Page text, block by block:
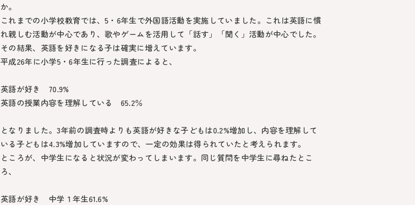
か。
これまでの小学校教育では、5・6年生で外国語活動を実施していました。これは英語に慣
れ親しむ活動が中心であり、歌やゲームを活用して「話す」「聞く」活動が中心でした。
その結果、英語を好きになる子は確実に増えています。
平成26年に小学5・6年生に行った調査によると、
英語が好き 70.9%
英語の授業内容を理解している 65.2％
となりました。3年前の調査時よりも英語が好きな子どもは0.2%増加し、内容を理解して
いる子どもは4.3%増加していますので、一定の効果は得られていたと考えられます。
ところが、中学生になると状況が変わってしまいます。同じ質問を中学生に尋ねたとこ
ろ、
英語が好き 中学１年生61.6%